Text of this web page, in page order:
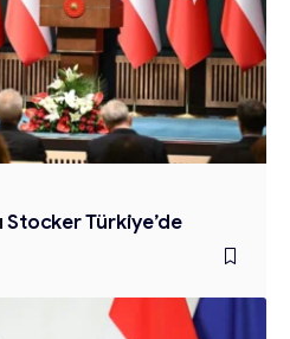
Stocker Türkiye’de